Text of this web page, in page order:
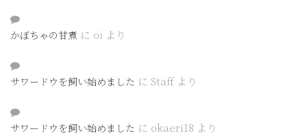
かぼちゃの甘煮 に oi より
サワードウを飼い始めました に Staffより
サワードウを飼い始めました に okaeri18 より